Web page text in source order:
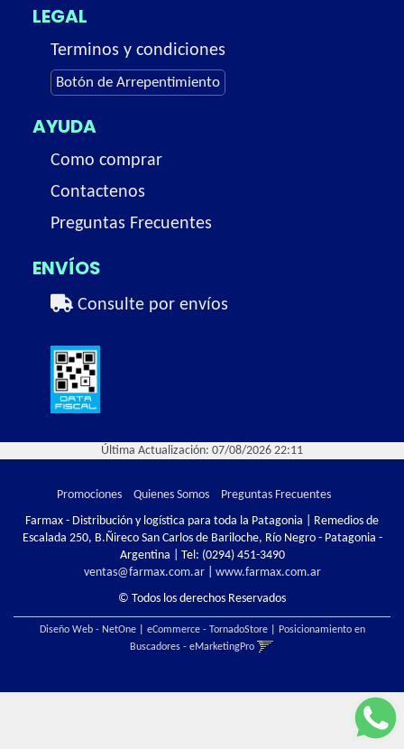
LEGAL
Terminos y condiciones
Botón de Arrepentimiento
AYUDA
Como comprar
Contactenos
Preguntas Frecuentes
ENVÍOS
Consulte por envíos
Última Actualización: 07/08/2026 22:11
Promociones Quienes Somos
Preguntas Frecuentes
Farmax - Distribución y logística para toda la Patagonia | Remedios de
Escalada 250, B.Ñireco San Carlos de Bariloche, Río Negro - Patagonia -
Argentina | Tel: (0294) 451-3490
ventas@farmax.com.ar| www.farmax.com.ar
© Todos los derechos Reservados
Diseño Web - NetOne| eCommerce - TornadoStore|
Posicionamiento en
Buscadores - eMarketingPro